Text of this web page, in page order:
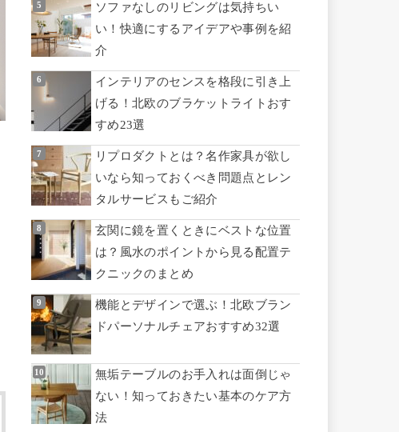
ソファなしのリビングは気持ちい
い！快適にするアイデアや事例を紹
介
インテリアのセンスを格段に引き上
げる！北欧のブラケットライトおす
すめ23選
リプロダクトとは？名作家具が欲し
いなら知っておくべき問題点とレン
タルサービスもご紹介
玄関に鏡を置くときにベストな位置
は？風水のポイントから見る配置テ
クニックのまとめ
機能とデザインで選ぶ！北欧ブラン
ドパーソナルチェアおすすめ32選
無垢テーブルのお手入れは面倒じゃ
ない！知っておきたい基本のケア方
法